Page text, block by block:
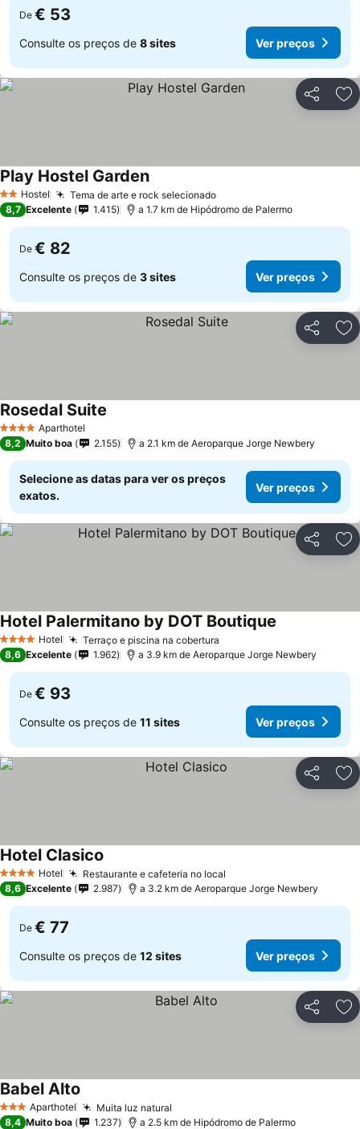
De € 53
Consulte os preços de 8 sites Ver preços
Partilhar
2 Estrelas
Hostel Tema de arte e rock selecionado
Play Hostel Garden
8,7 Excelente 1.415 a 1.7 km de Hipódromo de Palermo
De € 82
Consulte os preços de 3 sites Ver preços
Partilhar
4 EstrelasAparthotel
Rosedal Suite
8,2 Muito boa 2.155 a 2.1 km de Aeroparque Jorge Newbery
Selecione as datas para ver os preços
exatos.
Ver preços
Partilhar
4 EstrelasHotel Terraço e piscina na cobertura
Hotel Palermitano by DOT Boutique
8,6 Excelente 1.962 a 3.9 km de Aeroparque Jorge Newbery
De € 93
Consulte os preços de 11 sites Ver preços
Partilhar
4 EstrelasHotel Restaurante e cafeteria no local
Hotel Clasico
8,6 Excelente 2.987 a 3.2 km de Aeroparque Jorge Newbery
De € 77
Consulte os preços de 12 sites Ver preços
Partilhar
3 EstrelasAparthotel Muita luz natural
Babel Alto
8,4 Muito boa 1.237 a 2.5 km de Hipódromo de Palermo